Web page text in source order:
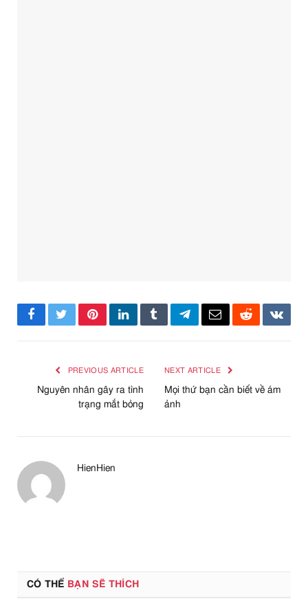
FacebookTwitterPinterestLinkedInTumblrTelegramEmailReddit
PREVIOUS ARTICLE
Nguyên nhân gây ra tình
trạng mắt bỏng
NEXT ARTICLE
Mọi thứ bạn cần biết về ám
ảnh
HienHien
CÓ THỂ BẠN SẼ THÍCH